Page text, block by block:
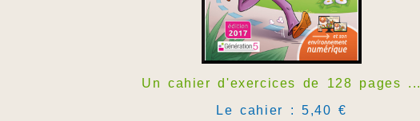
Un cahier d'exercices de 128 pages ...
Le cahier : 5,40 €